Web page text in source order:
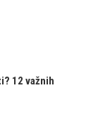
12 važnih